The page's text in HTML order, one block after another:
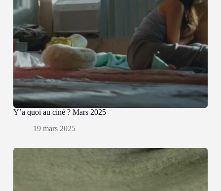
Y’a quoi au ciné ? Mars 2025
19 mars 2025